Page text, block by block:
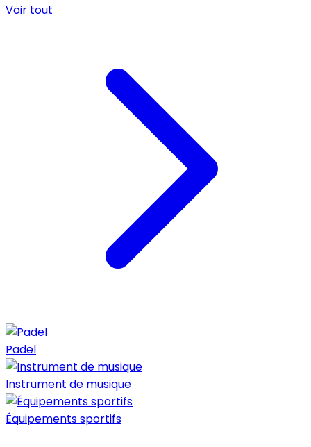
Voir tout
Padel
Instrument de musique
Équipements sportifs